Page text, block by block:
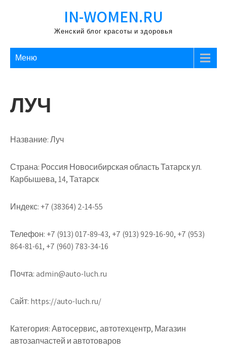
IN-WOMEN.RU
Женский блог красоты и здоровья
Меню
ЛУЧ
Название:Луч
Страна: Россия Новосибирская область Татарск ул.
Карбышева, 14, Татарск
Индекс: +7 (38364) 2-14-55
Телефон: +7 (913) 017-89-43, +7 (913) 929-16-90, +7 (953)
864-81-61, +7 (960) 783-34-16
Почта: admin@auto-luch.ru
Cайт: https://auto-luch.ru/
Категория:Автосервис, автотехцентр, Магазин
автозапчастей и автотоваров